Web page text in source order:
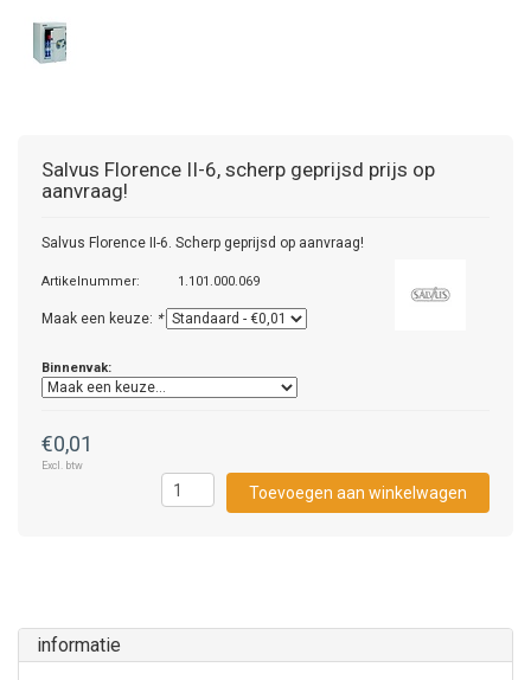
Salvus Florence II-6, scherp geprijsd prijs op
aanvraag!
Salvus Florence II-6. Scherp geprijsd op aanvraag!
Artikelnummer: 1.101.000.069
Maak een keuze: *
Binnenvak:
€0,01
Excl. btw
Toevoegen aan winkelwagen
informatie